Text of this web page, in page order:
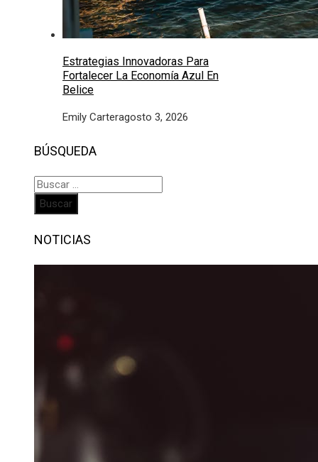
Estrategias Innovadoras Para
Fortalecer La Economía Azul En
Belice
Emily Carteragosto 3, 2026
BÚSQUEDA
Buscar:
NOTICIAS